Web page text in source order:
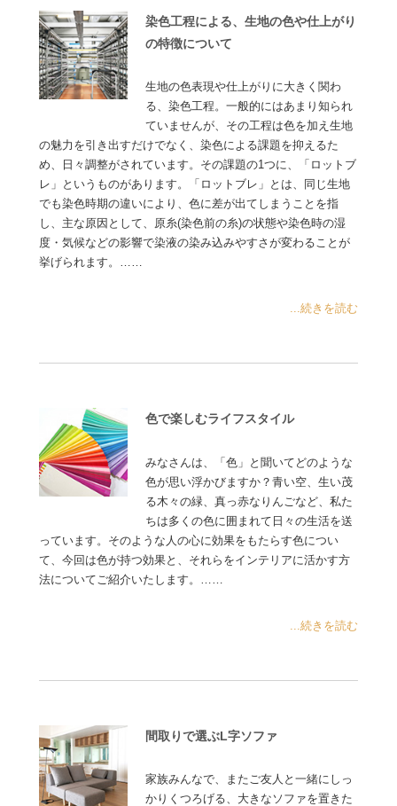
染色工程による、生地の色や仕上がり
の特徴について
生地の色表現や仕上がりに大きく関わ
る、染色工程。一般的にはあまり知られ
ていませんが、その工程は色を加え生地
の魅力を引き出すだけでなく、染色による課題を抑えるた
め、日々調整がされています。その課題の1つに、「ロットブ
レ」というものがあります。「ロットブレ」とは、同じ生地
でも染色時期の違いにより、色に差が出てしまうことを指
し、主な原因として、原糸(染色前の糸)の状態や染色時の湿
度・気候などの影響で染液の染み込みやすさが変わることが
挙げられます。……
...続きを読む
色で楽しむライフスタイル
みなさんは、「色」と聞いてどのような
色が思い浮かびますか？青い空、生い茂
る木々の緑、真っ赤なりんごなど、私た
ちは多くの色に囲まれて日々の生活を送
っています。そのような人の心に効果をもたらす色につい
て、今回は色が持つ効果と、それらをインテリアに活かす方
法についてご紹介いたします。……
...続きを読む
間取りで選ぶL字ソファ
家族みんなで、またご友人と一緒にしっ
かりくつろげる、大きなソファを置きた